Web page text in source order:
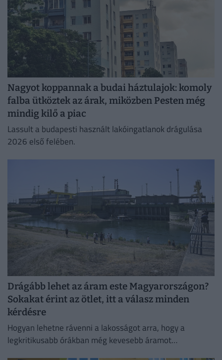
Nagyot koppannak a budai háztulajok: komoly
falba ütköztek az árak, miközben Pesten még
mindig kilő a piac
Lassult a budapesti használt lakóingatlanok drágulása
2026 első felében.
Drágább lehet az áram este Magyarországon?
Sokakat érint az ötlet, itt a válasz minden
kérdésre
Hogyan lehetne rávenni a lakosságot arra, hogy a
legkritikusabb órákban még kevesebb áramot